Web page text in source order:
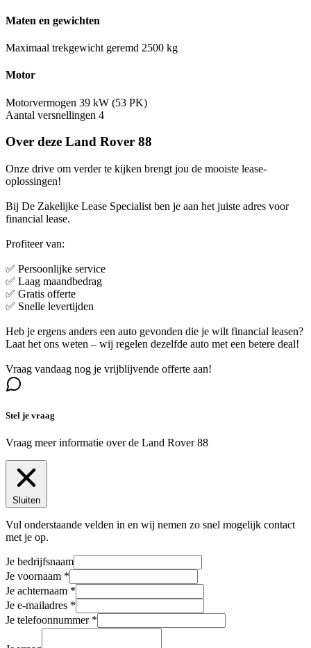
Maten en gewichten
Maximaal trekgewicht geremd 2500 kg
Motor
Motorvermogen 39 kW (53 PK)
Aantal versnellingen 4
Over deze Land Rover 88
Onze drive om verder te kijken brengt jou de mooiste lease-
oplossingen!
Bij De Zakelijke Lease Specialist ben je aan het juiste adres voor
financial lease.
Profiteer van:
✅ Persoonlijke service
✅ Laag maandbedrag
✅ Gratis offerte
✅ Snelle levertijden
Heb je ergens anders een auto gevonden die je wilt financial leasen?
Laat het ons weten – wij regelen dezelfde auto met een betere deal!
Vraag vandaag nog je vrijblijvende offerte aan!
Stel je vraag
Vraag meer informatie over de Land Rover 88
Sluiten
Vul onderstaande velden in en wij nemen zo snel mogelijk contact
met je op.
Je bedrijfsnaam
Je voornaam
Je achternaam
Je e-mailadres
Je telefoonnummer